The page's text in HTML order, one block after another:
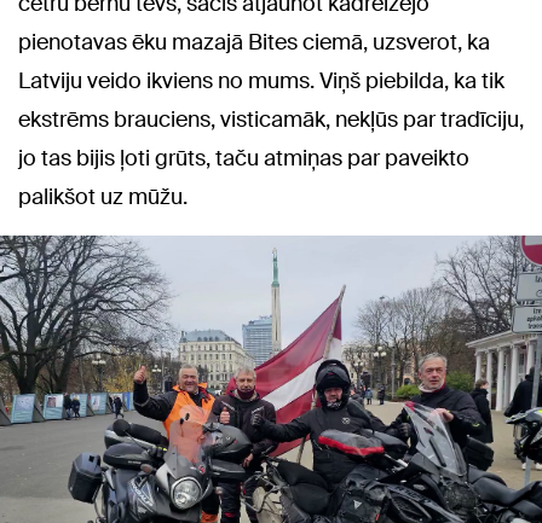
pienotavas ēku mazajā Bites ciemā, uzsverot, ka
Latviju veido ikviens no mums. Viņš piebilda, ka tik
ekstrēms brauciens, visticamāk, nekļūs par tradīciju,
jo tas bijis ļoti grūts, taču atmiņas par paveikto
palikšot uz mūžu.